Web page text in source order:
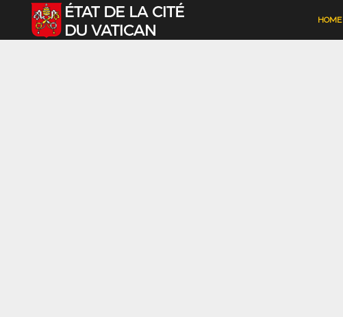
Sélectionnez votre langue HOME